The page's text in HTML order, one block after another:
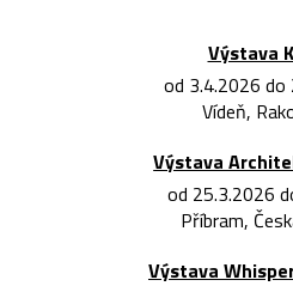
Výstava
od 3.4.2026 do
Vídeň,
Výstava
od 25.3.2026
Příbram,
Výstava